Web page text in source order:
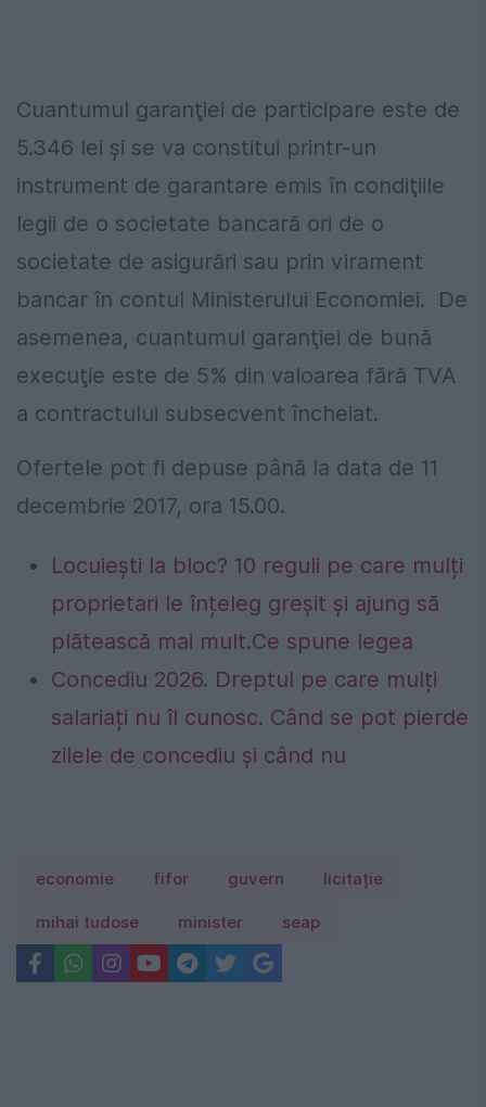
Cuantumul garanţiei de participare este de
5.346 lei şi se va constitui printr-un
instrument de garantare emis în condiţiile
legii de o societate bancară ori de o
societate de asigurări sau prin virament
bancar în contul Ministerului Economiei. De
asemenea, cuantumul garanţiei de bună
execuţie este de 5% din valoarea fără TVA
a contractului subsecvent încheiat.
Ofertele pot fi depuse până la data de 11
decembrie 2017, ora 15.00.
Locuiești la bloc? 10 reguli pe care mulți
proprietari le înțeleg greșit și ajung să
plătească mai mult.Ce spune legea
Concediu 2026. Dreptul pe care mulți
salariați nu îl cunosc. Când se pot pierde
zilele de concediu și când nu
economie fifor guvern licitație
mihai tudose minister seap